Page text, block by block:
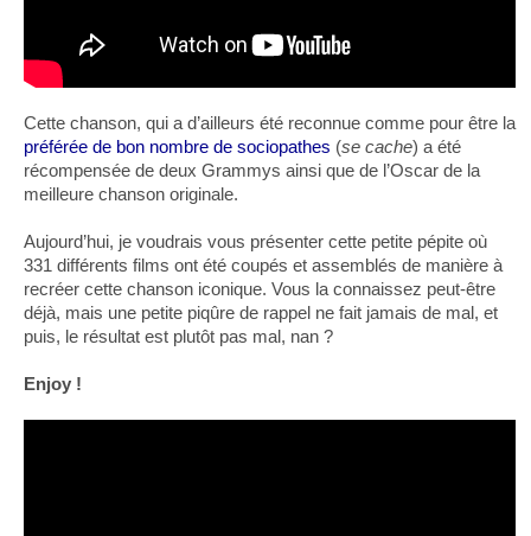
Cette chanson, qui a d’ailleurs été reconnue comme pour être la
préférée de bon nombre de sociopathes (se cache) a été
récompensée de deux Grammys ainsi que de l’Oscar de la
meilleure chanson originale.
Aujourd’hui, je voudrais vous présenter cette petite pépite où
331 différents films ont été coupés et assemblés de manière à
recréer cette chanson iconique. Vous la connaissez peut-être
déjà, mais une petite piqûre de rappel ne fait jamais de mal, et
puis, le résultat est plutôt pas mal, nan ?
Enjoy !